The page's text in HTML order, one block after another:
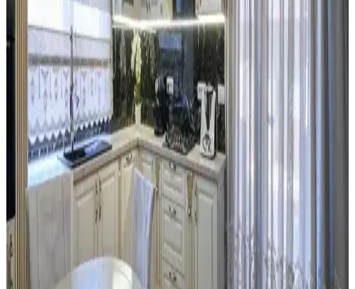
Mutfak tezgahı ile backsplash arasındaki renk uyumsuzlukları,
malzeme ve ton farklılıklarından kaynaklanır. Bu yazıda, kalıcı ve
geçici çözümlerle uyum sağlama yöntemleri detaylandırılmaktadır.
Kiralık Mutfaklarda Başarılı Yenileme ve Tasarım
İçin İzin ve Malzeme Seçimi
Kiralık mutfaklarda ev sahibi ile iletişim ve izin süreci, boya,
aydınlatma ve donanım değişiklikleriyle estetik ve fonksiyonel
yenileme yöntemleri ele alınmaktadır.
Eski Seramik Karoları Yenileme ve Mutfak
Dolaplarıyla Uyum Sağlama Yöntemleri
Eski seramik karoları değiştirmeden yenileme yöntemleri ve mutfak
dolaplarıyla renk uyumu sağlama teknikleri detaylıca ele
alınmaktadır. Maliyet etkin ve estetik çözümler sunulmaktadır.
Mutfaktaki Boş Alanların İşlevsel Kullanımı İçin